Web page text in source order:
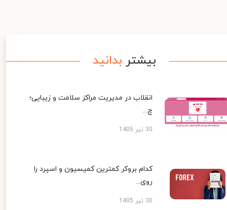
بیشتر بدانید
انقلاب در مدیریت مراکز سلامت و زیبایی؛
چ...
30 تیر 1405
کدام بروکر کمترین کمیسیون و اسپرد را
روی...
30 تیر 1405